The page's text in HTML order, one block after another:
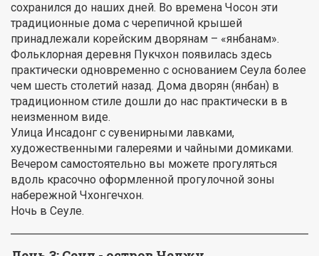
сохранился до наших дней. Во времена Чосон эти
традиционные дома с черепичной крышей
принадлежали корейским дворянам – «янбанам».
Фольклорная деревня Пукчхон появилась здесь
практически одновременно с основанием Сеула более
чем шесть столетий назад. Дома дворян (янбан) в
традиционном стиле дошли до нас практически в в
неизменном виде.
Улица Инсадонг с сувенирными лавками,
художественными галереями и чайными домиками.
Вечером самостоятельно вы можете прогуляться
вдоль красочно оформленной прогулочной зоны
набережной Чхонгечхон.
Ночь в Сеуле.